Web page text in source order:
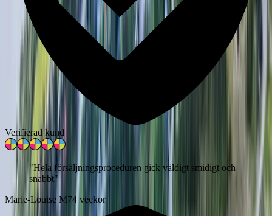
Verifierad kund
"Hela försäljningsproceduren gick väldigt smidigt och
snabbt"
Marie-Louise M74 veckor